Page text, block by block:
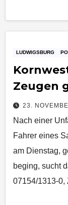
LUDWIGSBURG
Zeugen
23.
Nach einer
Fahrer eines
am Dienstag,
beging, sucht
07154/1313-